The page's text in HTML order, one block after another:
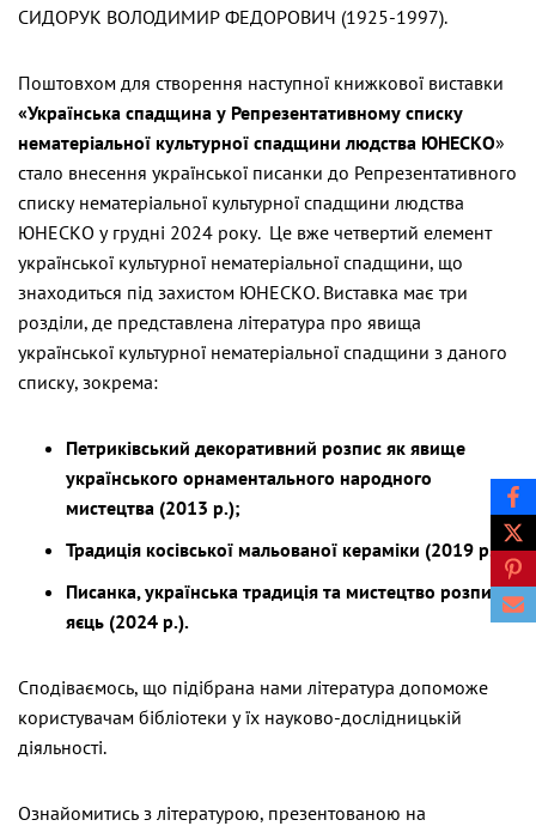
СИДОРУК ВОЛОДИМИР ФЕДОРОВИЧ (1925-1997).
Поштовхом для створення наступної книжкової виставки
«Українська спадщина у Репрезентативному списку
нематеріальної культурної спадщини людства ЮНЕСКО»
стало внесення української писанки до Репрезентативного
списку нематеріальної культурної спадщини людства
ЮНЕСКО у грудні 2024 року. Це вже четвертий елемент
української культурної нематеріальної спадщини, що
знаходиться під захистом ЮНЕСКО. Виставка має три
розділи, де представлена література про явища
української культурної нематеріальної спадщини з даного
списку, зокрема:
Петриківський декоративний розпис як явище
українського орнаментального народного
мистецтва (2013 р.);
Традиція косівської мальованої кераміки (2019 р.);
Писанка, українська традиція та мистецтво розпису
яєць (2024 р.).
Сподіваємось, що підібрана нами література допоможе
користувачам бібліотеки у їх науково-дослідницькій
діяльності.
Ознайомитись з літературою, презентованою на